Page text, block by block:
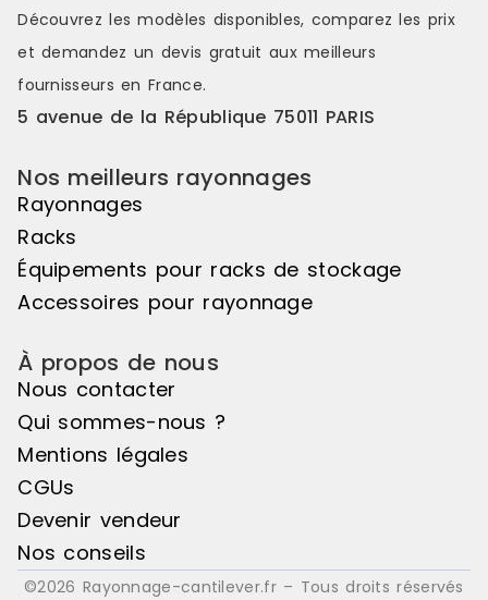
Découvrez les modèles disponibles, comparez les prix
et demandez un devis gratuit aux meilleurs
fournisseurs en France.
5 avenue de la République 75011 PARIS
Nos meilleurs rayonnages
Rayonnages
Racks
Équipements pour racks de stockage
Accessoires pour rayonnage
À propos de nous
Nous contacter
Qui sommes-nous ?
Mentions légales
CGUs
Devenir vendeur
Nos conseils
©2026 Rayonnage-cantilever.fr – Tous droits réservés